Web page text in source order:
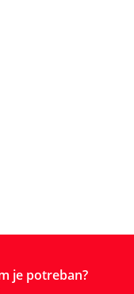
je potreban?